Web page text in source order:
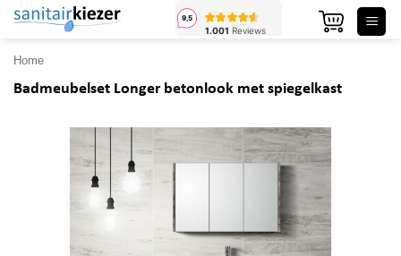
Ga
inhoud
Home
Badmeubelset Longer betonlook met spiegelkast